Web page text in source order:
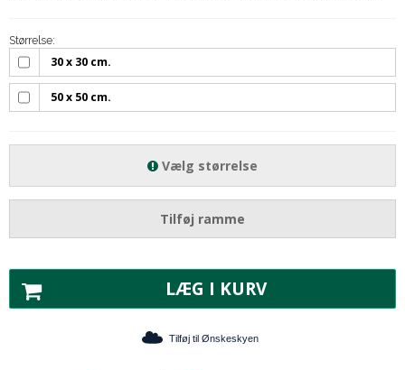
Størrelse:
30 x 30 cm.
50 x 50 cm.
Vælg størrelse
Tilføj ramme
LÆG I KURV
Tilføj til Ønskeskyen